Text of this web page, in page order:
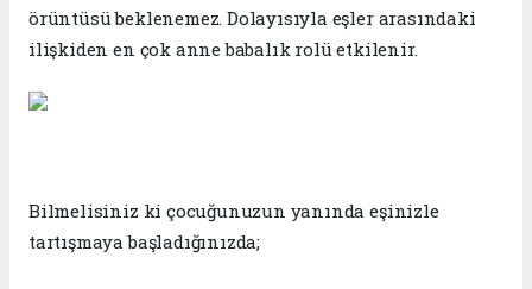
örüntüsü beklenemez. Dolayısıyla eşler arasındaki
ilişkiden en çok anne babalık rolü etkilenir.
Bilmelisiniz ki çocuğunuzun yanında eşinizle
tartışmaya başladığınızda;